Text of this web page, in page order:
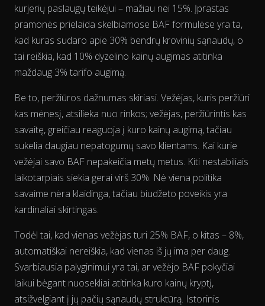
The chart has 2 Y axes displaying % and EUR/L.
kurjerių paslaugų teikėjui – mažiau nei 15%. Įprastas
pramonės prielaida skelbiamose BAF formulėse yra ta,
kad kuras sudaro apie 30% bendrų krovinių sąnaudų, o
tai reiškia, kad 10% dyzelino kainų augimas atitinka
maždaug 3% tarifo augimą.
Be to, peržiūros dažnumas skiriasi. Vežėjas, kuris peržiūri
kas mėnesį, atsilieka nuo rinkos; vežėjas, peržiūrintis kas
savaitę, greičiau reaguoja į kuro kainų augimą, tačiau
sukelia daugiau nepatogumų savo klientams. Kai kurie
vežėjai savo BAF nepakeičia metų metus. Kiti nestabiliais
laikotarpiais siekia gerai virš 30%. Nė viena politika
savaime nėra klaidinga, tačiau biudžeto poveikis yra
kardinaliai skirtingas.
Todėl tai, kad vienas vežėjas turi 25% BAF, o kitas – 8%,
automatiškai nereiškia, kad vienas iš jų ima per daug.
Svarbiausia palyginimui yra tai, ar vežėjo BAF pokyčiai
laikui bėgant nuosekliai atitinka kuro kainų kryptį,
atsižvelgiant į jų pačių sąnaudų struktūrą. Istorinis